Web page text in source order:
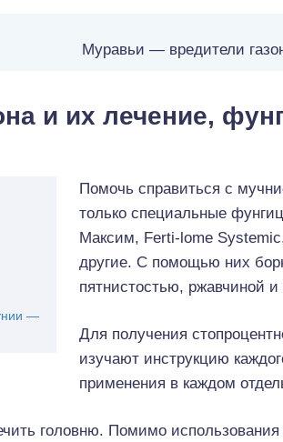
Муравьи — вредители
и их лечение,
—
Помочь справиться с
только специальные
Максим, Ferti-lome
другие. С помощью них
пятнистостью, ржавчиной
Для получения
изучают инструкцию
применения в каждом
головню. Помимо